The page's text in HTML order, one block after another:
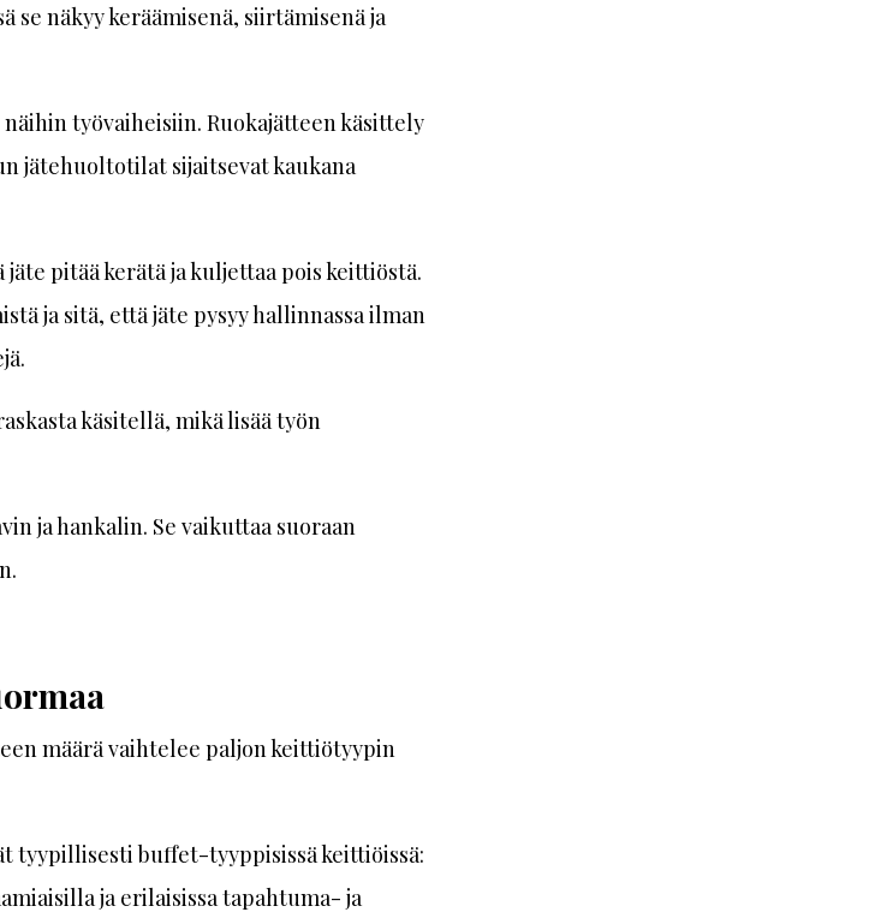
se näkyy keräämisenä, siirtämisenä ja
työvaiheisiin. Ruokajätteen käsittely
jätehuoltotilat sijaitsevat kaukana
pitää kerätä ja kuljettaa pois keittiöstä.
ja sitä, että jäte pysyy hallinnassa ilman
käsitellä, mikä lisää työn
ja hankalin. Se vaikuttaa suoraan
määrä vaihtelee paljon keittiötyypin
tyypillisesti buffet-tyyppisissä keittiöissä:
ja erilaisissa tapahtuma- ja